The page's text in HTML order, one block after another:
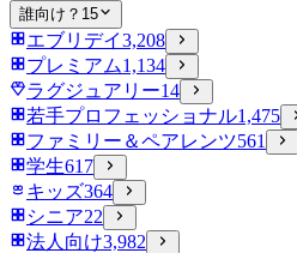
誰向け？ 15
エブリデイ3,208
プレミアム1,134
ラグジュアリー14
若手プロフェッショナル1,475
ファミリー＆ペアレンツ561
学生617
キッズ364
シニア22
法人向け3,982